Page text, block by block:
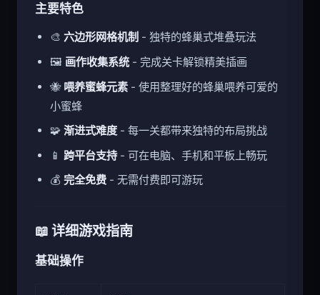
主要特色
🎨六边形网格机制 - 独特的蜂巢式堆叠玩法
🖼️ 画作收集系统 - 完成关卡解锁精美插画
🐝 喂养蜜蜂元素 - 使用整理好的蜂巢喂养可爱的
小蜜蜂
🧩渐进式难度 - 每一关都带来独特的布局挑战
📱 跨平台支持- 可在电脑、手机和平板上畅玩
💰完全免费 - 无需付费即可游玩
📖 详细游戏指南
基础操作